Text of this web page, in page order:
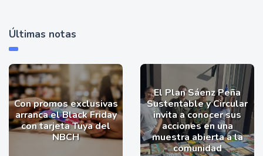
Últimas notas
Con promos exclusivas
arranca el Black Friday
con tarjeta Tuya del
NBCH
El Plan Sáenz Peña
Sustentable y Circular
invita a conocer sus
acciones en una
muestra abierta a la
comunidad